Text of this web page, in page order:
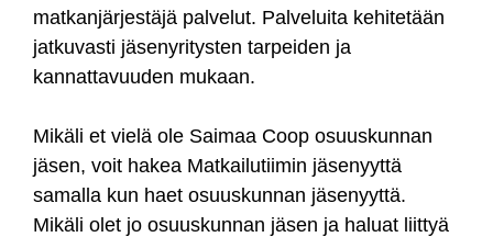
matkanjärjestäjä palvelut. Palveluita kehitetään
jatkuvasti jäsenyritysten tarpeiden ja
kannattavuuden mukaan.
Mikäli et vielä ole Saimaa Coop osuuskunnan
jäsen, voit hakea Matkailutiimin jäsenyyttä
samalla kun haet osuuskunnan jäsenyyttä.
Mikäli olet jo osuuskunnan jäsen ja haluat liittyä